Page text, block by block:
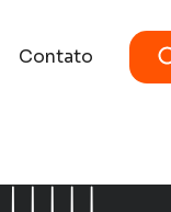
Contato